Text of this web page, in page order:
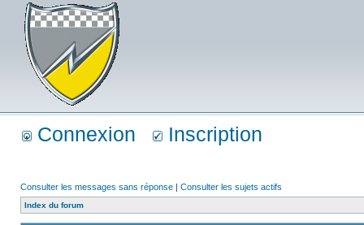
Connexion Inscription
Consulter les messages sans réponse | Consulter les sujets actifs
Index du forum